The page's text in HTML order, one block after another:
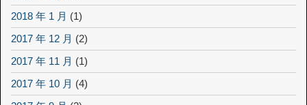
2018 年 1 月 (1)
2017 年 12 月 (2)
2017 年 11 月 (1)
2017 年 10 月 (4)